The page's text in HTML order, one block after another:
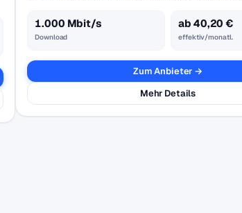
1.000 Mbit/s
Download
ab 40,20 €
effektiv/monatl.
Zum Anbieter →
Mehr Details